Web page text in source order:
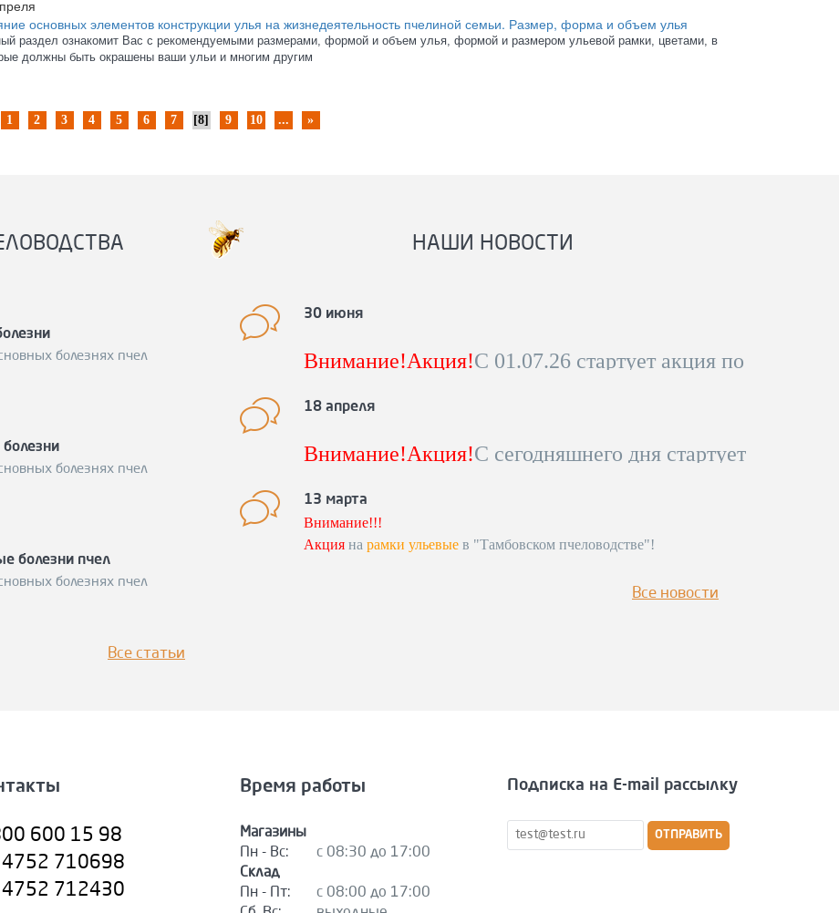
основных элементов конструкции улья на жизнедеятельность пчелиной семьи. Размер, форма и объем улья
раздел ознакомит Вас с рекомендуемыми размерами, формой и объем улья, формой и размером ульевой рамки, цветами, в
должны быть окрашены ваши ульи и многим другим
1 2 3 4 5 6 7 [8] 9 10 ... »
болезнях пчел
болезнях пчел
болезни пчел
болезнях пчел
Все статьи
НАШИ НОВОСТИ
30 июня
Внимание!Акция!С 01.07.26 стартует акция по
Подробности уточняйте по телефону 8-800-
Спешите закупиться!
18 апреля
Внимание!Акция!С сегодняшнего дня стартует
вощину!
Спешите закупиться к сезону!
13 марта
Внимание!!!
Акция на рамки ульевые в "Тамбовском пчеловодстве"!
Все новости
600 15 98
4752 710698
4752 712430
Время работы
Магазины
Пн - Вс:
с 08:30 до 17:00
Склад
Пн - Пт:
с 08:00 до 17:00
Подписка на E-mail рассылку